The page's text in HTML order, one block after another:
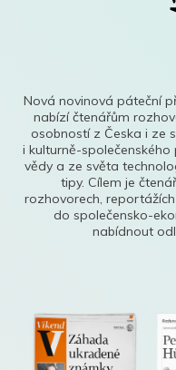
Nová novinová páteční
nabízí čtenářům
osobností z Česka i ze
i kulturně-
vědy a ze světa
tipy. Cílem je
rozhovorech,
do společensko-
nabídnout